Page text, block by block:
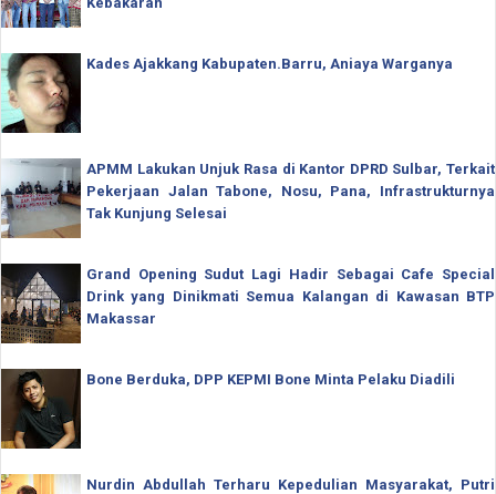
Kades Ajakkang Kabupaten.Barru, Aniaya Warganya
APMM Lakukan Unjuk Rasa di Kantor DPRD Sulbar, Terkait
Pekerjaan Jalan Tabone, Nosu, Pana, Infrastrukturnya
Tak Kunjung Selesai
Grand Opening Sudut Lagi Hadir Sebagai Cafe Special
Drink yang Dinikmati Semua Kalangan di Kawasan BTP
Makassar
Bone Berduka, DPP KEPMI Bone Minta Pelaku Diadili
Nurdin Abdullah Terharu Kepedulian Masyarakat, Putri